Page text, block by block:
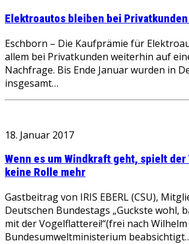
Elektroautos bleiben bei
Eschborn – Die Kaufprämie für
allem bei Privatkunden weiterhin auf
Nachfrage. Bis Ende Januar wurden in
insgesamt…
18. Januar 2017
Wenn es um Windkraft geht, spielt der
keine Rolle mehr
Gastbeitrag von IRIS EBERL (CSU),
Deutschen Bundestags „Guckste wohl,
mit der Vogelflatterei!“(frei nach Wilhelm
Bundesumweltministerium